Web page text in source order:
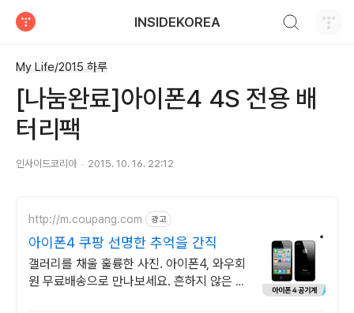
INSIDEKOREA
My Life/2015 하루
[나눔완료]아이폰4 4S 전용 배
터리팩
인사이드코리아 2015. 10. 16. 22:12
http://m.coupang.com 광고
아이폰4 쿠팡 선명한 추억을 간직
갤러리를 채울 훌륭한 사진. 아이폰4, 와우회
원 무료배송으로 만나보세요. 흔하지 않은 특